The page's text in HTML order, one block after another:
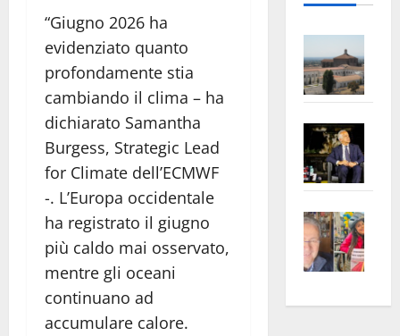
“Giugno 2026 ha
evidenziato quanto
profondamente stia
cambiando il clima – ha
dichiarato Samantha
Burgess, Strategic Lead
for Climate dell’ECMWF
-. L’Europa occidentale
ha registrato il giugno
più caldo mai osservato,
mentre gli oceani
continuano ad
accumulare calore.
euro
apre